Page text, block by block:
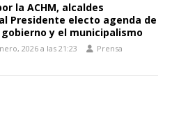
la ACHM, alcaldes
Presidente electo agenda de
y el municipalismo
2026 a las 21:23 Prensa